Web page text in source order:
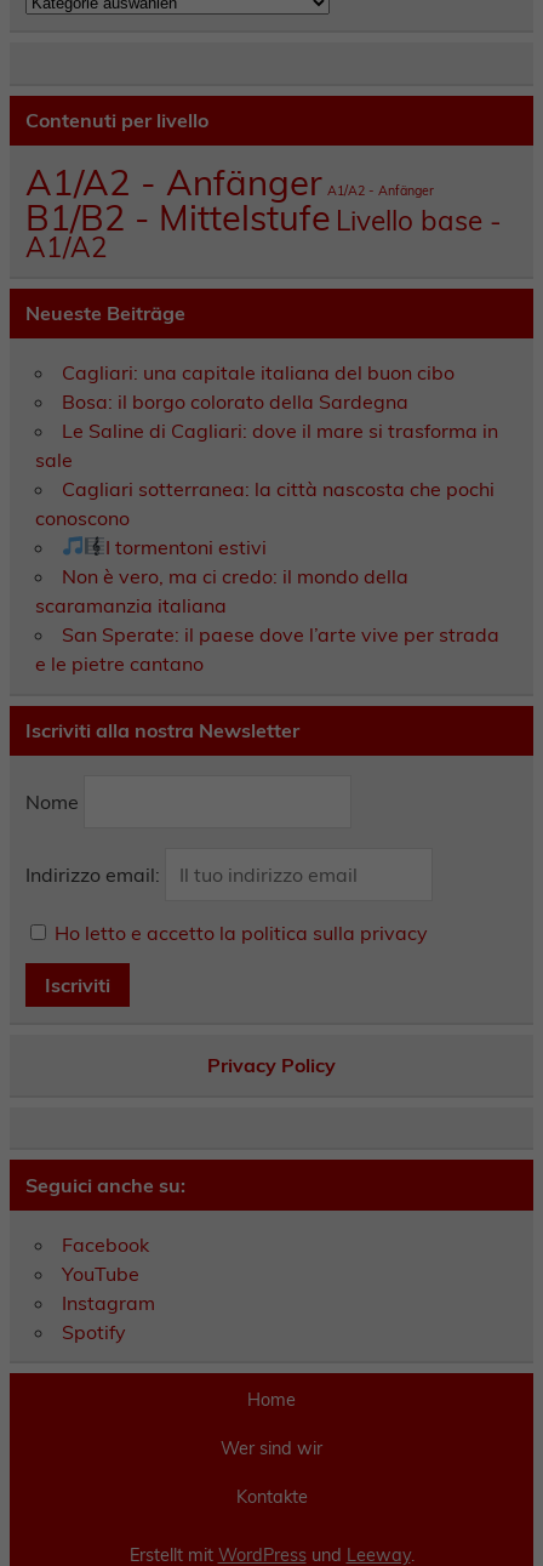
Contenuti per livello
A1/A2 - Anfänger A1/A2 - Anfänger
B1/B2 - Mittelstufe Livello base -
A1/A2
Neueste Beiträge
Cagliari: una capitale italiana del buon cibo
Bosa: il borgo colorato della Sardegna
Le Saline di Cagliari: dove il mare si trasforma in
sale
Cagliari sotterranea: la città nascosta che pochi
conoscono
I tormentoni estivi
Non è vero, ma ci credo: il mondo della
scaramanzia italiana
San Sperate: il paese dove l’arte vive per strada
e le pietre cantano
Iscriviti alla nostra Newsletter
Nome
Indirizzo email:
Ho letto e accetto la politica sulla privacy
Privacy Policy
Seguici anche su:
Facebook
YouTube
Instagram
Spotify
Home
Wer sind wir
Kontakte
Erstellt mit WordPressund Leeway.